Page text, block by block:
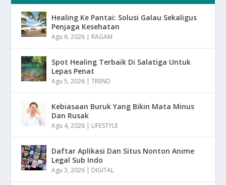
Healing Ke Pantai: Solusi Galau Sekaligus
Penjaga Kesehatan
Agu 6, 2026 | RAGAM
Spot Healing Terbaik Di Salatiga Untuk
Lepas Penat
Agu 5, 2026 |TREND
Kebiasaan Buruk Yang Bikin Mata Minus
Dan Rusak
Agu 4, 2026 | LIFESTYLE
Daftar Aplikasi Dan Situs Nonton Anime
Legal Sub Indo
Agu 3, 2026 | DIGITAL